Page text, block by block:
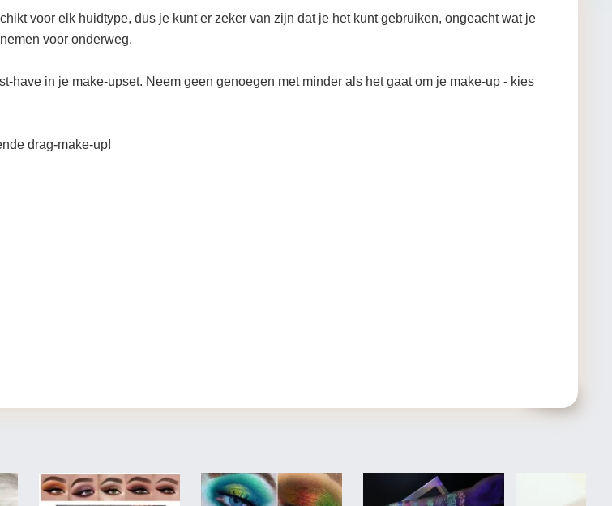
voor elk huidtype, dus je kunt er zeker van zijn dat je het kunt gebruiken, ongeacht wat je
voor onderweg.
have in je make-upset. Neem geen genoegen met minder als het gaat om je make-up - kies
drag-make-up!